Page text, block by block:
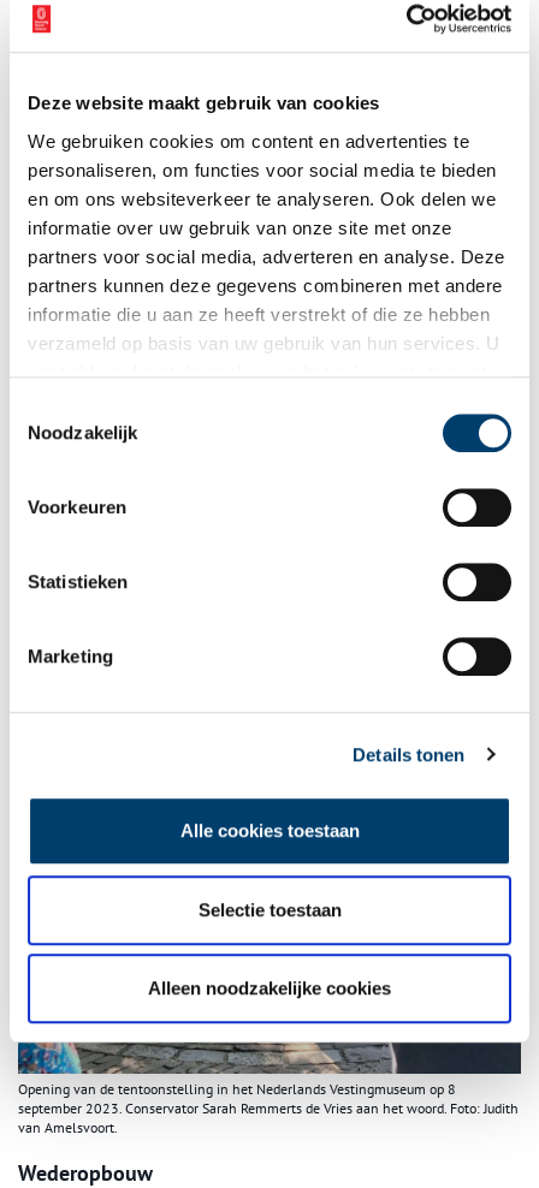
Deze website maakt gebruik van cookies
We gebruiken cookies om content en advertenties te
personaliseren, om functies voor social media te bieden
en om ons websiteverkeer te analyseren. Ook delen we
informatie over uw gebruik van onze site met onze
partners voor social media, adverteren en analyse. Deze
partners kunnen deze gegevens combineren met andere
informatie die u aan ze heeft verstrekt of die ze hebben
verzameld op basis van uw gebruik van hun services. U
Noodzakelijk
Voorkeuren
Statistieken
Marketing
Details tonen
Alle cookies toestaan
Selectie toestaan
Alleen noodzakelijke cookies
Opening van de tentoonstelling in het Nederlands Vestingmuseum op 8
Opening van de tentoonstelling in het Nederlands Vestingmuseum op 8
september 2023. Conservator Sarah Remmerts de Vries aan het woord. Foto: Judith
van Amelsvoort.
Wederopbouw